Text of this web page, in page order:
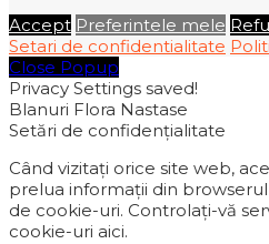
Accept Preferintele mele
Setari de confidentialitate
Close Popup
Privacy Settings saved!
Blanuri Flora Nastase
Setări de confidențialitate
Când vizitați orice site web,
prelua informații din
de cookie-uri. Controlați-vă
cookie-uri aici.